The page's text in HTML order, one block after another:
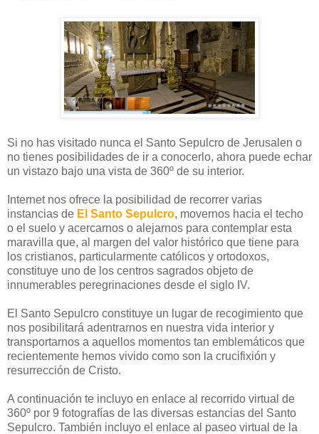
Si no has visitado nunca el Santo Sepulcro de Jerusalen o
no tienes posibilidades de ir a conocerlo, ahora puede echar
un vistazo bajo una vista de 360º de su interior.
Internet nos ofrece la posibilidad de recorrer varias
instancias de El Santo Sepulcro, movernos hacia el techo
o el suelo y acercarnos o alejarnos para contemplar esta
maravilla que, al margen del valor histórico que tiene para
los cristianos, particularmente católicos y ortodoxos,
constituye uno de los centros sagrados objeto de
innumerables peregrinaciones desde el siglo IV.
El Santo Sepulcro constituye un lugar de recogimiento que
nos posibilitará adentrarnos en nuestra vida interior y
transportarnos a aquellos momentos tan emblemáticos que
recientemente hemos vivido como son la crucifixión y
resurrección de Cristo.
A continuación te incluyo en enlace al recorrido virtual de
360º por 9 fotografías de las diversas estancias del Santo
Sepulcro. También incluyo el enlace al paseo virtual de la